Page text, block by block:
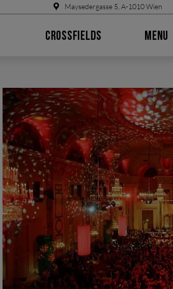
Maysedergasse 5, A-1010 Wien
CROSSFIELDS MENU